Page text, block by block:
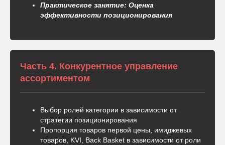
Практическое занятие: Оценка
эффективности позиционирования
Часть 4. Конкурентное управление
ассортиментом
Выбор ролей категории в зависимости от
стратегии позиционирования
Пропорция товаров первой цены, имиджевых
товаров, KVI, Back Basket в зависимости от роли